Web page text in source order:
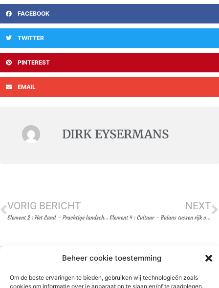
Beheer cookie toestemming
Om de beste ervaringen te bieden, gebruiken wij technologieën zoals
cookies om informatie over je apparaat op te slaan en/of te raadplegen.
FACEBOOK
TWITTER
PINTEREST
EMAIL
DIRK EYSERMANS
VORIG BERICHT
Element 2 : Het Land – Prachtige landschappen en veeleisende bodems
NEXT
Element 4 : Cultuur – Balans tussen rijk verleden en veelbelovende toekomst